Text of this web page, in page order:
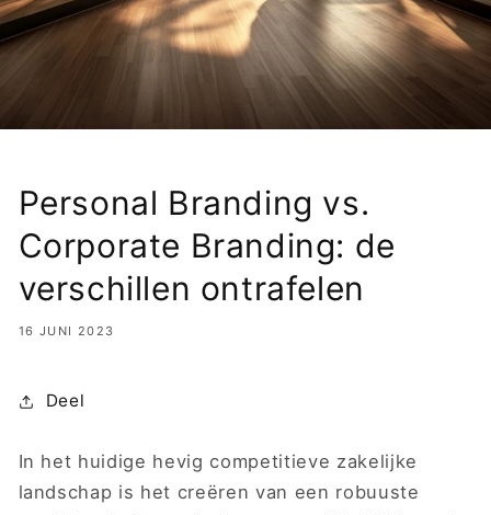
Personal Branding vs.
Corporate Branding: de
verschillen ontrafelen
16 JUNI 2023
Deel
In het huidige hevig competitieve zakelijke
landschap is het creëren van een robuuste